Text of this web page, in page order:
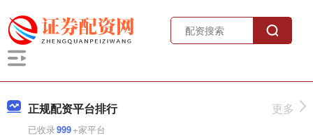
正规配资平台排行
已收录999+家平台
更多